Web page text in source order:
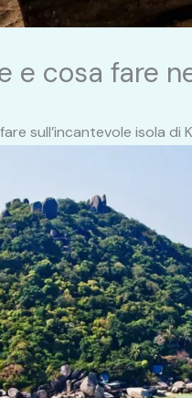
e cosa fare
sull’incantevole isola di